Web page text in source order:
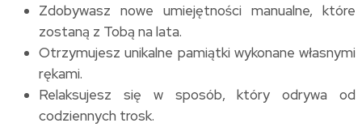
Zdobywasz nowe umiejętności manualne, które
zostaną z Tobą na lata.
Otrzymujesz unikalne pamiątki wykonane własnymi
rękami.
Relaksujesz się w sposób, który odrywa od
codziennych trosk.